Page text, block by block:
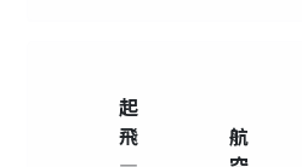
起
飛
航